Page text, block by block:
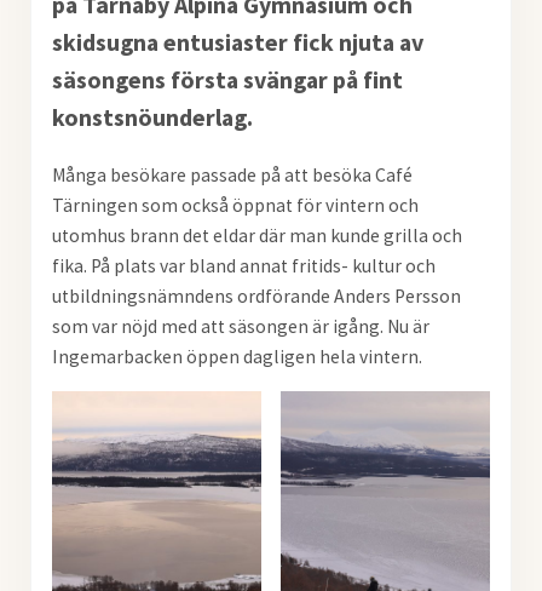
skidsugna entusiaster fick njuta av
säsongens första svängar på fint
konstsnöunderlag.
Många besökare passade på att besöka Café
Tärningen som också öppnat för vintern och
utomhus brann det eldar där man kunde grilla och
fika. På plats var bland annat fritids- kultur och
utbildningsnämndens ordförande Anders Persson
som var nöjd med att säsongen är igång. Nu är
Ingemarbacken öppen dagligen hela vintern.